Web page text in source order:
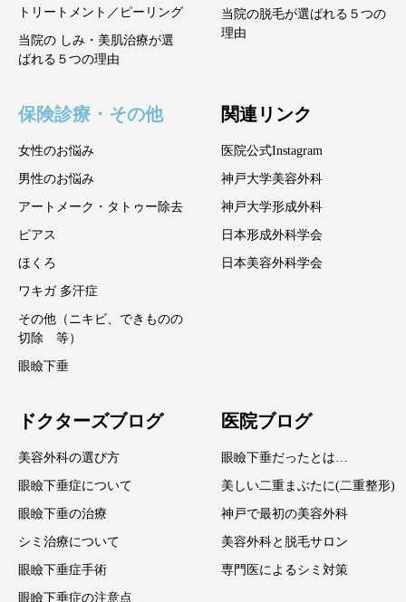
トリートメント／ピーリング
当院の しみ・美肌治療が選
ばれる５つの理由
当院の脱毛が選ばれる５つの
理由
保険診療・その他
女性のお悩み
男性のお悩み
アートメーク・タトゥー除去
ピアス
ほくろ
ワキガ 多汗症
その他（ニキビ、できものの
切除 等）
眼瞼下垂
関連リンク
医院公式Instagram
神戸大学美容外科
神戸大学形成外科
日本形成外科学会
日本美容外科学会
ドクターズブログ
美容外科の選び方
眼瞼下垂症について
眼瞼下垂の治療
シミ治療について
眼瞼下垂症手術
眼瞼下垂症の注意点
医院ブログ
眼瞼下垂だったとは…
美しい二重まぶたに(二重整形)
神戸で最初の美容外科
美容外科と脱毛サロン
専門医によるシミ対策